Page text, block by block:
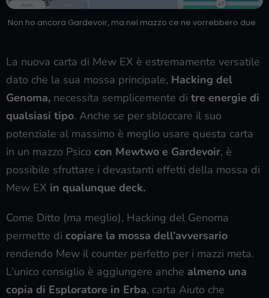
Non ho ancora Gardevoir, ma nel mazzo ce ne vorrebbero due
La nuova carta di Mew EX è estremamente versatile
dato che la sua mossa principale, Hacking del
Genoma, necessita semplicemente di tre energie di
qualsiasi tipo. Anche se per sbloccare il suo
potenziale al massimo è meglio usare questa carta
in un mazzo Psico con Mewtwo e Gardevoir, è
possibile sfruttare i devastanti effetti della mossa di
Mew EX in qualunque deck.
Come Ditto (ma meglio), Hacking del Genoma
permette di copiare la mossa dell’avversario
rendendo Mew il counter perfetto per i mazzi meta.
L’unico consiglio è aggiungere anche almeno una
copia di Esploratore in Erba, carta Aiuto che